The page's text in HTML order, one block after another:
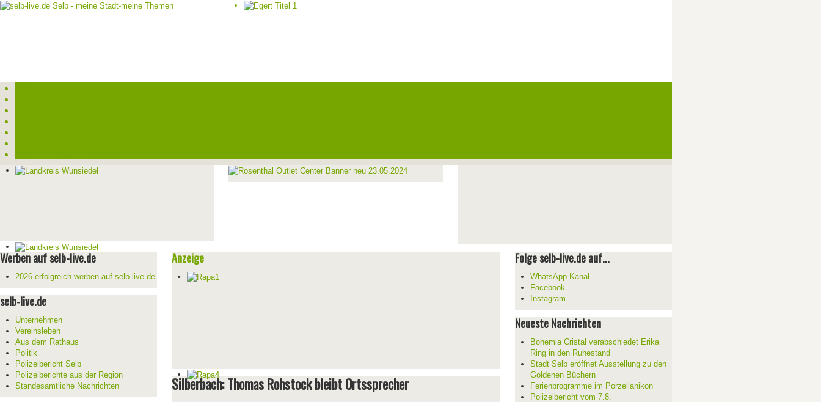
Werben auf selb-live.de
2026 erfolgreich werben auf selb-live.de
selb-live.de
Unternehmen
Vereinsleben
Aus dem Rathaus
Politik
Polizeibericht Selb
Polizeiberichte aus der Region
Standesamtliche Nachrichten
Anzeige
Silberbach: Thomas Rohstock bleibt Ortssprecher
Folge selb-live.de auf...
WhatsApp-Kanal
Facebook
Instagram
Neueste Nachrichten
Bohemia Cristal verabschiedet Erika
Ring in den Ruhestand
Stadt Selb eröffnet Ausstellung zu den
Goldenen Büchern
Ferienprogramme im Porzellanikon
Polizeibericht vom 7.8.